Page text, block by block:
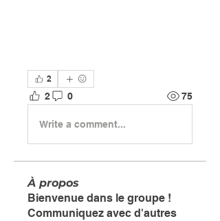
2
2 0 75
Write a comment...
À propos
Bienvenue dans le groupe !
Communiquez avec d'autres